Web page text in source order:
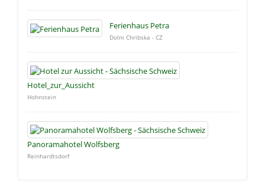
Ferienhaus Petra
Dolni Chribska - CZ
Hotel_zur_Aussicht
Hohnstein
Panoramahotel Wolfsberg
Reinhardtsdorf